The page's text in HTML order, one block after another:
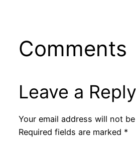
Comments
Leave a Reply
Your email address will not
Required fields are marked *